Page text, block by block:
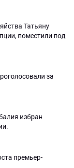
Татьяну
поместили под
за
избран
премьер-